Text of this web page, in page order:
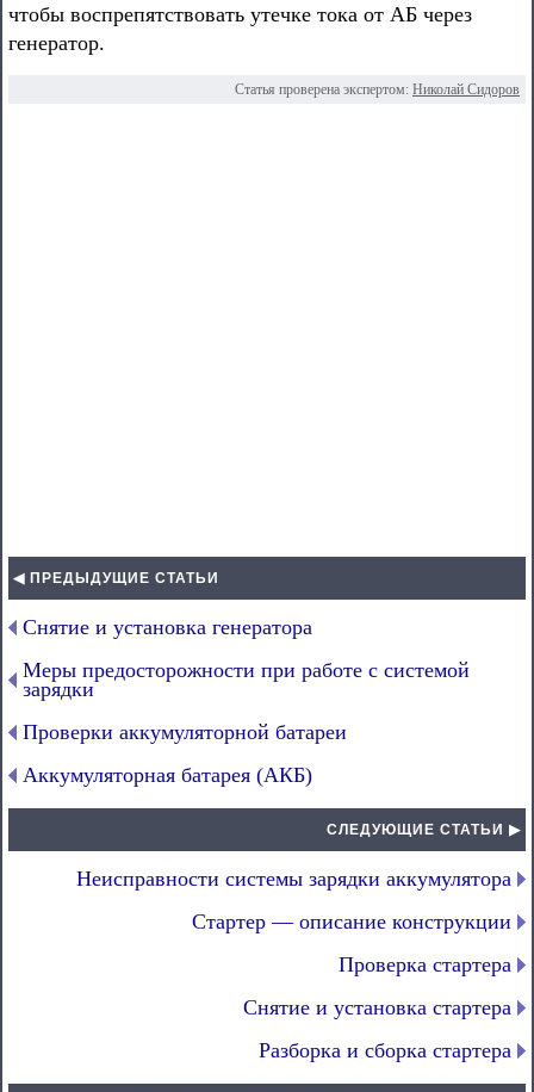
чтобы воспрепятствовать утечке тока от АБ через
генератор.
Статья проверена экспертом: Николай Сидоров
◀ ПРЕДЫДУЩИЕ СТАТЬИ
Снятие и установка генератора
Меры предосторожности при работе с системой
зарядки
Проверки аккумуляторной батареи
Аккумуляторная батарея (АКБ)
СЛЕДУЮЩИЕ СТАТЬИ ▶
Неисправности системы зарядки аккумулятора
Стартер — описание конструкции
Проверка стартера
Снятие и установка стартера
Разборка и сборка стартера